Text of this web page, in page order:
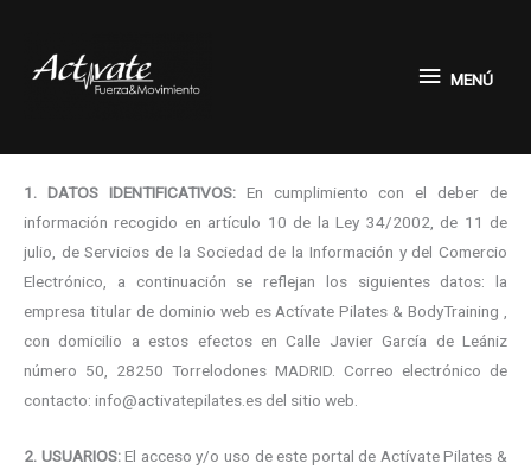
contenido
MENÚ
1. DATOS IDENTIFICATIVOS:En cumplimiento con el deber de
información recogido en artículo 10 de la Ley 34/2002, de 11 de
julio, de Servicios de la Sociedad de la Información y del Comercio
Electrónico, a continuación se reflejan los siguientes datos: la
empresa titular de dominio web es Actívate Pilates & BodyTraining ,
con domicilio a estos efectos en Calle Javier García de Leániz
número 50, 28250 Torrelodones MADRID. Correo electrónico de
contacto: info@activatepilates.es del sitio web.
2. USUARIOS:El acceso y/o uso de este portal de Actívate Pilates &